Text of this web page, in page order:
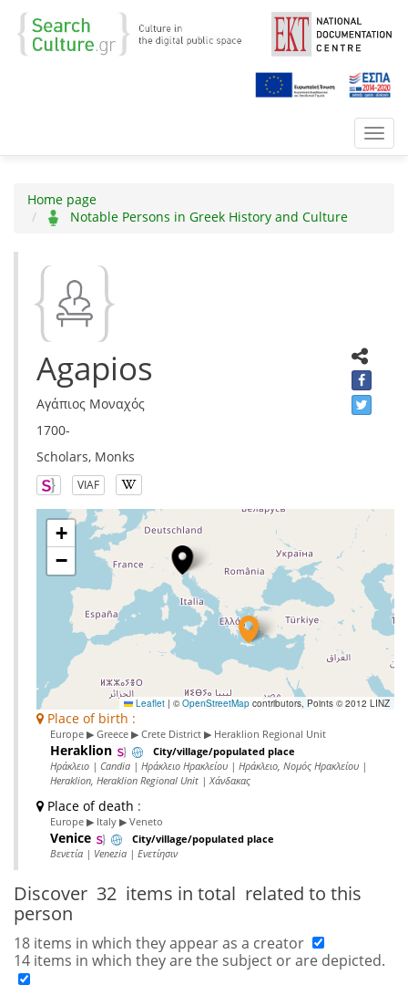
Home page
Notable Persons in Greek History and Culture
Agapios
Αγάπιος Μοναχός
1700-
Scholars, Monks
VIAF
+
−
Leaflet | ©OpenStreetMap contributors, Points © 2012 LINZ
Place of birth :
Europe ▶ Greece ▶ Crete District ▶ Heraklion Regional Unit
Heraklion City/village/populated place
Ηράκλειο | Candia | Ηράκλειο Ηρακλείου | Ηράκλειο, Νομός Ηρακλείου |
Heraklion, Heraklion Regional Unit | Χάνδακας
Place of death :
Europe ▶ Italy ▶ Veneto
Venice City/village/populated place
Βενετία | Venezia | Ενετίησιν
Discover 32 items in total related to this
person
18 items in which they appear as a creator
14 items in which they are the subject or are depicted.